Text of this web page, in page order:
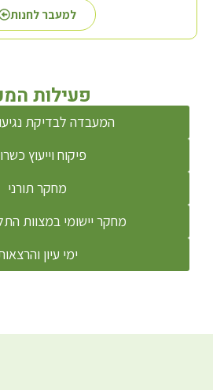
למעבר לחנות
פעילות
המעבדה לבדיקת
פיקוח וייעוץ
מחקר תורני
מחקר יישומי במצוות
ימי עיון